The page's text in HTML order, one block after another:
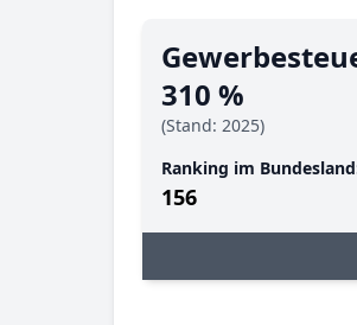
310 %
(Stand: 2025)
Ranking im
156